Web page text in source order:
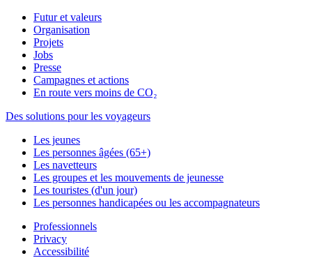
Futur et valeurs
Organisation
Projets
Jobs
Presse
Campagnes et actions
En route vers moins de CO₂
Des solutions pour les voyageurs
Les jeunes
Les personnes âgées (65+)
Les navetteurs
Les groupes et les mouvements de jeunesse
Les touristes (d'un jour)
Les personnes handicapées ou les accompagnateurs
Professionnels
Privacy
Accessibilité